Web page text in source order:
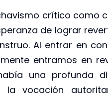
crítico como
de lograr
Al entrar en
entramos en
una profunda
la vocación